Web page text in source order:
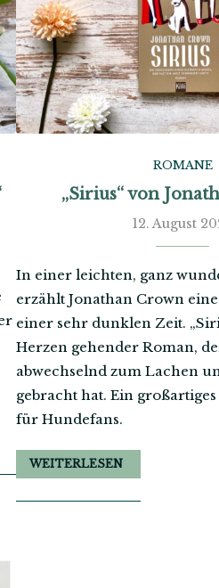
ROMANE
„Sirius“ von
12. August
In einer leichten, ganz
erzählt Jonathan Crown
einer sehr dunklen Zeit.
Herzen gehender Roman,
abwechselnd zum Lachen
gebracht hat. Ein
für Hundefans.
WEITERLESEN